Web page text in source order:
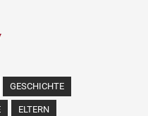
GESCHICHTE
ELTERN